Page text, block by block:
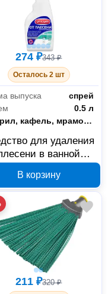
274 ₽343 ₽
Осталось 2 шт
выпуска
спрей
0.5 л
применения акрил, кафель, мрамор, пластик, фаянс, хром
для удаления
в ванной
4650058300537
В корзину
211 ₽320 ₽